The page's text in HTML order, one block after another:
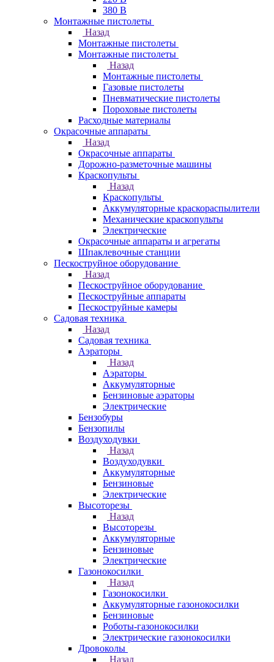
380 В
Монтажные пистолеты
Назад
Монтажные пистолеты
Монтажные пистолеты
Назад
Монтажные пистолеты
Газовые пистолеты
Пневматические пистолеты
Пороховые пистолеты
Расходные материалы
Окрасочные аппараты
Назад
Окрасочные аппараты
Дорожно-разметочные машины
Краскопульты
Назад
Краскопульты
Аккумуляторные краскораспылители
Механические краскопульты
Электрические
Окрасочные аппараты и агрегаты
Шпаклевочные станции
Пескоструйное оборудование
Назад
Пескоструйное оборудование
Пескоструйные аппараты
Пескоструйные камеры
Садовая техника
Назад
Садовая техника
Аэраторы
Назад
Аэраторы
Аккумуляторные
Бензиновые аэраторы
Электрические
Бензобуры
Бензопилы
Воздуходувки
Назад
Воздуходувки
Аккумуляторные
Бензиновые
Электрические
Высоторезы
Назад
Высоторезы
Аккумуляторные
Бензиновые
Электрические
Газонокосилки
Назад
Газонокосилки
Аккумуляторные газонокосилки
Бензиновые
Роботы-газонокосилки
Электрические газонокосилки
Дровоколы
Назад